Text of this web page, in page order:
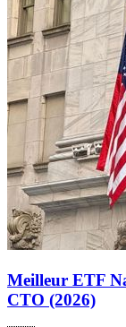
Meilleur ETF
CTO (2026)